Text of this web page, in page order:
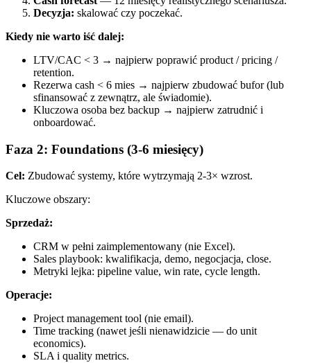
Decyzja: skalować czy poczekać.
Kiedy nie warto iść dalej:
LTV/CAC < 3 → najpierw poprawić product / pricing /
retention.
Rezerwa cash < 6 mies → najpierw zbudować bufor (lub
sfinansować z zewnątrz, ale świadomie).
Kluczowa osoba bez backup → najpierw zatrudnić i
onboardować.
Faza 2: Foundations (3-6 miesięcy)
Cel: Zbudować systemy, które wytrzymają 2-3× wzrost.
Kluczowe obszary:
Sprzedaż:
CRM w pełni zaimplementowany (nie Excel).
Sales playbook: kwalifikacja, demo, negocjacja, close.
Metryki lejka: pipeline value, win rate, cycle length.
Operacje:
Project management tool (nie email).
Time tracking (nawet jeśli nienawidzicie — do unit
economics).
SLA i quality metrics.